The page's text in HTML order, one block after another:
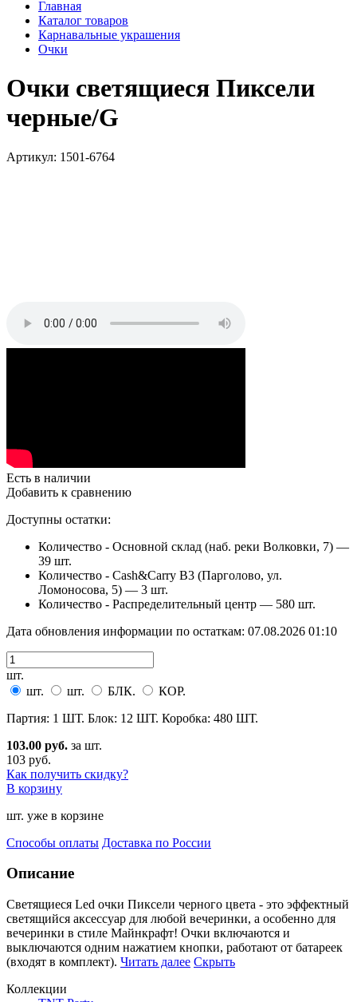
Главная
Каталог товаров
Карнавальные украшения
Очки
Очки светящиеся Пиксели
черные/G
Артикул: 1501-6764
Есть в наличии
Добавить к сравнению
Доступны остатки:
Количество - Основной склад (наб. реки Волковки, 7) —
39 шт.
Количество - Cash&Carry B3 (Парголово, ул.
Ломоносова, 5) — 3 шт.
Количество - Распределительный центр — 580 шт.
Дата обновления информации по остаткам: 07.08.2026 01:10
шт.
шт.
шт. БЛК.
КОР.
Партия: 1 ШТ. Блок: 12 ШТ. Коробка: 480 ШТ.
103.00 руб. за шт.
103 руб.
Как получить скидку?
В корзину
шт. уже в корзине
Способы оплаты Доставка по России
Описание
Светящиеся Led очки Пиксели черного цвета - это эффектный
светящийся аксессуар для любой вечеринки, а особенно для
вечеринки в стиле Майнкрафт! Очки включаются и
выключаются одним нажатием кнопки, работают от батареек
(входят в комплект). Читать далее Скрыть
Коллекции